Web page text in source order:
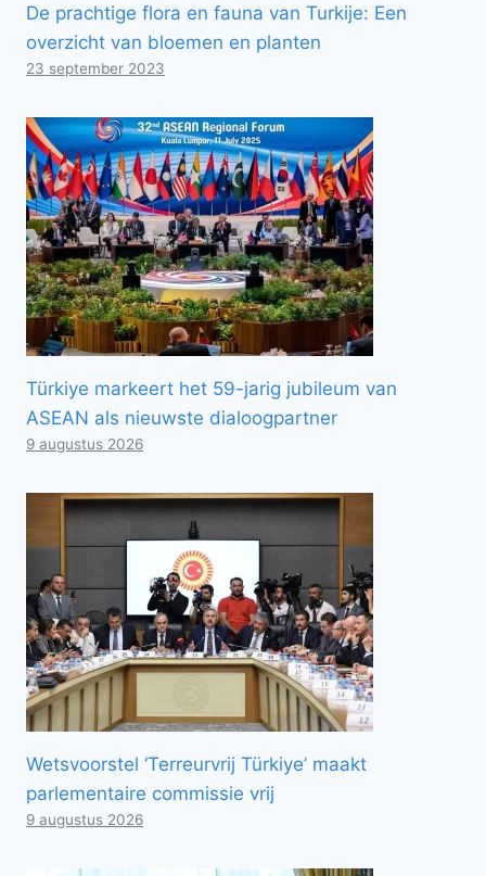
De prachtige flora en fauna van Turkije: Een
overzicht van bloemen en planten
23 september 2023
Türkiye markeert het 59-jarig jubileum van
ASEAN als nieuwste dialoogpartner
9 augustus 2026
Wetsvoorstel ‘Terreurvrij Türkiye’ maakt
parlementaire commissie vrij
9 augustus 2026